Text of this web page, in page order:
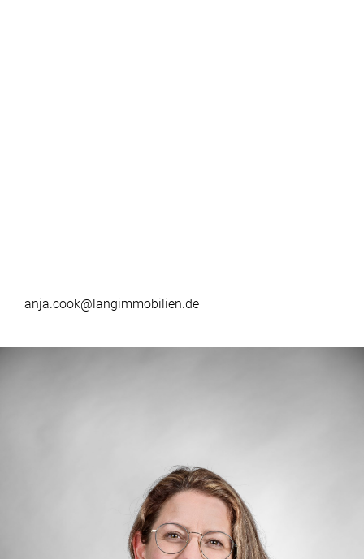
anja.cook@langimmobilien.de